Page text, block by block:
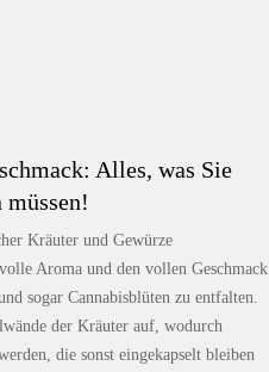
Alles, was Sie
Kräuter und Gewürze
Aroma und den vollen Geschmack
sogar Cannabisblüten zu entfalten.
der Kräuter auf, wodurch
die sonst eingekapselt bleiben